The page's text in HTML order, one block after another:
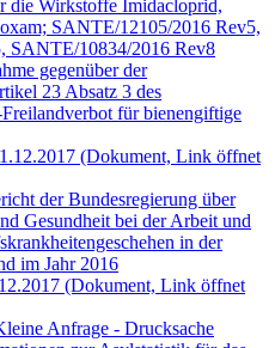
die Wirkstoffe Imidacloprid,
SANTE/12105/2016 Rev5,
SANTE/10834/2016 Rev8
gegenüber der
23 Absatz 3 des
für bienengiftige
(Dokument, Link öffnet
der Bundesregierung über
Gesundheit bei der Arbeit und
in der
im Jahr 2016
(Dokument, Link öffnet
Anfrage - Drucksache